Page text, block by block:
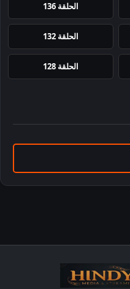
الحلقة 136
الحلقة 132
الحلقة 128